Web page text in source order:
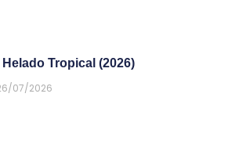
Tropical (2026)
07/2026